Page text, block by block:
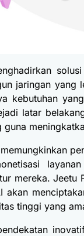
jaringan yang
kebutuhan
latar
guna
mereka. Jeetu
akan
tinggi yang